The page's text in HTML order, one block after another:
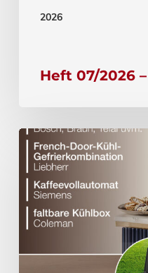
2026
Heft 07/2026 –